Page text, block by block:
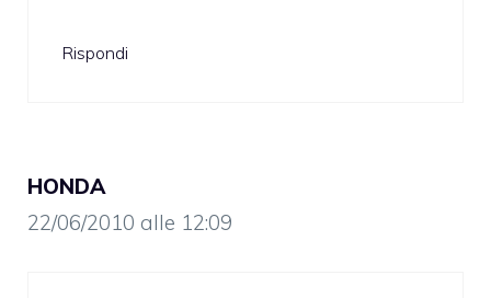
Rispondi
HONDA
22/06/2010 alle 12:09